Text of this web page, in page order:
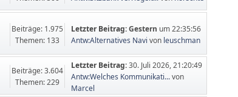
Beiträge: 1.975
Themen: 133
Letzter Beitrag:Gestern um 22:35:56
Antw:Alternatives Navi von leuschman
Beiträge: 3.604
Themen: 229
Letzter Beitrag:30. Juli 2026, 21:20:49
Antw:Welches Kommunikati...von
Marcel